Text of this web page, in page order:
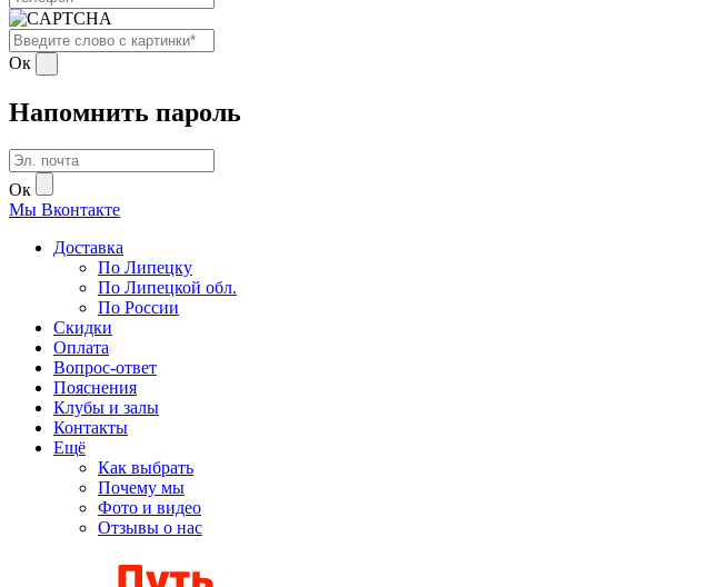
Ок
Напомнить пароль
Ок
Мы Вконтакте
Доставка
По Липецку
По Липецкой обл.
По России
Скидки
Оплата
Вопрос-ответ
Пояснения
Клубы и залы
Контакты
Ещё
Как выбрать
Почему мы
Фото и видео
Отзывы о нас